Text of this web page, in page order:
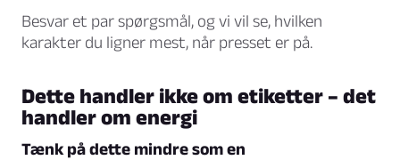
Besvar et par spørgsmål, og vi vil se, hvilken
karakter du ligner mest, når presset er på.
Dette handler ikke om etiketter – det
handler om energi
Tænk på dette mindre som en